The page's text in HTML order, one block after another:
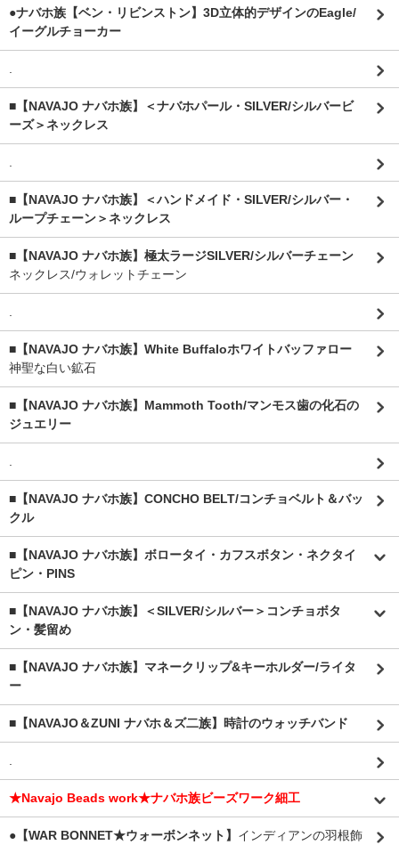
●ナバホ族【ベン・リビンストン】3D立体的デザインのEagle/
イーグルチョーカー
■【NAVAJO ナバホ族】＜ナバホパール・SILVER/シルバービ
ーズ＞ネックレス
■【NAVAJO ナバホ族】＜ハンドメイド・SILVER/シルバー・
ループチェーン＞ネックレス
■【NAVAJO ナバホ族】極太ラージSILVER/シルバーチェーン
ネックレス/ウォレットチェーン
■【NAVAJO ナバホ族】White Buffaloホワイトバッファロー
神聖な白い鉱石
■【NAVAJO ナバホ族】Mammoth Tooth/マンモス歯の化石の
ジュエリー
■【NAVAJO ナバホ族】CONCHO BELT/コンチョベルト＆バッ
クル
■【NAVAJO ナバホ族】ボロータイ・カフスボタン・ネクタイ
ピン・PINS
■【NAVAJO ナバホ族】＜SILVER/シルバー＞コンチョボタ
ン・髪留め
■【NAVAJO ナバホ族】マネークリップ&キーホルダー/ライタ
ー
■【NAVAJO＆ZUNI ナバホ＆ズ二族】時計のウォッチバンド
★Navajo Beads work★ナバホ族ビーズワーク細工
●【WAR BONNET★ウォーボンネット】 インディアンの羽根飾